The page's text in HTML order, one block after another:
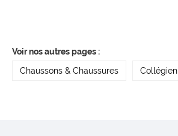
Voir nos autres pages :
Chaussons & Chaussures
Collégien